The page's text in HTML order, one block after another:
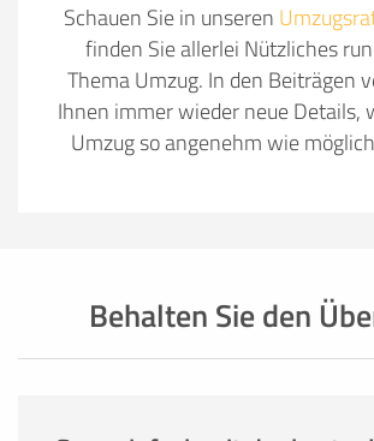
Schauen Sie in unseren
finden Sie allerlei Nützliches
Thema Umzug. In den Beiträgen
Ihnen immer wieder neue Details,
Umzug so angenehm wie
Behalten Sie den